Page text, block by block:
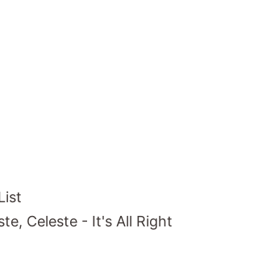
Celeste - It's All Right